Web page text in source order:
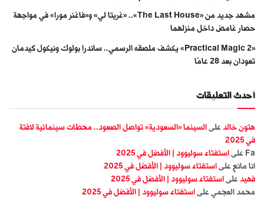
مشهد جديد من «The Last House».. «غريتا لي» و«فاغنر مورا» في مواجهة
حصار غامض داخل منزلهما
«Practical Magic 2» يكشف ملصقه الرسمي.. ساندرا بولوك ونيكول كيدمان
تعودان بعد 28 عامًا
أحدث التعليقات
هتون خالد على السينما «السعودية» تواصل الصعود.. محطات سينمائية لافتة
في 2025
Fa على استفتاء سوليوود | الأفضل في 2025
انا مانع على استفتاء سوليوود | الأفضل في 2025
فهيد على استفتاء سوليوود | الأفضل في 2025
محمد العجمي على استفتاء سوليوود | الأفضل في 2025